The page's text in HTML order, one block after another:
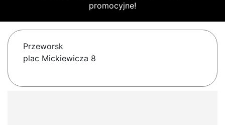
promocyjne!
Przeworsk
plac Mickiewicza 8